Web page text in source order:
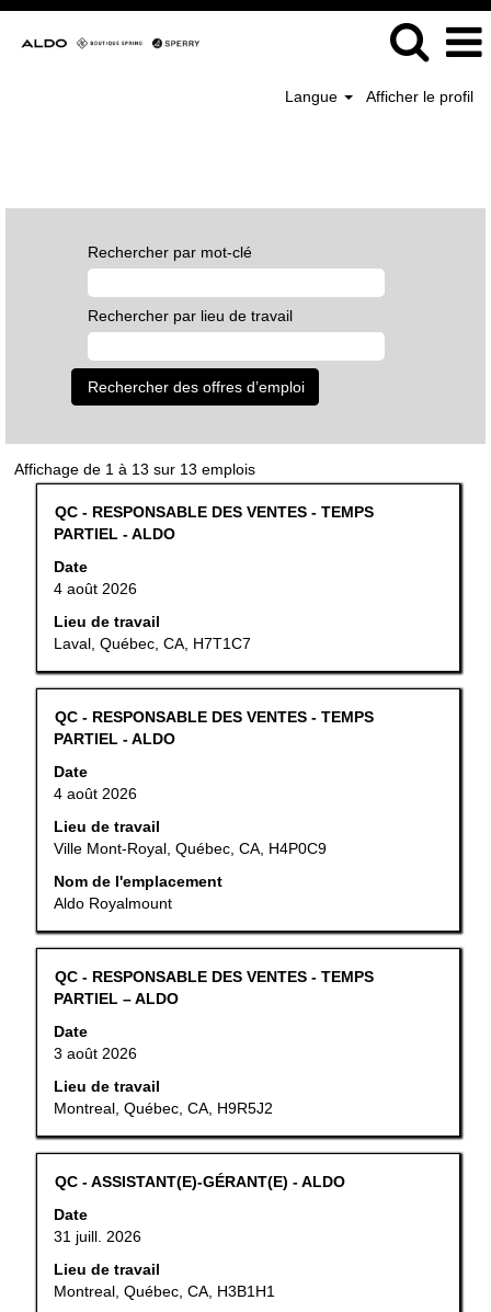
Langue Afficher le profil
Rechercher par mot-clé
Rechercher par lieu de travail
Affichage de 1 à 13 sur 13 emploisRésultats
de
la
13
sur
de
la
liste
d’emplois.
tous
Titre
QC - RESPONSABLE DES VENTES - TEMPS
PARTIEL - ALDO
Date
4 août 2026
Lieu de travail
Laval, Québec, CA, H7T1C7
Sélectionner
au
de
la
barre
d’espacement
afficher
tout
le
des
renseignements
sur
l’emploi.
Titre
QC - RESPONSABLE DES VENTES - TEMPS
PARTIEL - ALDO
Date
4 août 2026
Lieu de travail
Ville Mont-Royal, Québec, CA, H4P0C9
Nom de l'emplacement
Aldo Royalmount
Sélectionner
au
de
la
barre
d’espacement
afficher
tout
le
des
renseignements
sur
l’emploi.
Titre
QC - RESPONSABLE DES VENTES - TEMPS
PARTIEL – ALDO
Date
3 août 2026
Lieu de travail
Montreal, Québec, CA, H9R5J2
Sélectionner
au
de
la
barre
d’espacement
afficher
tout
le
contenu
des
renseignements
sur
Titre
QC - ASSISTANT(E)-GÉRANT(E) - ALDO
Date
31 juill. 2026
Lieu de travail
Montreal, Québec, CA, H3B1H1
Sélectionner
moyen
de
la
barre